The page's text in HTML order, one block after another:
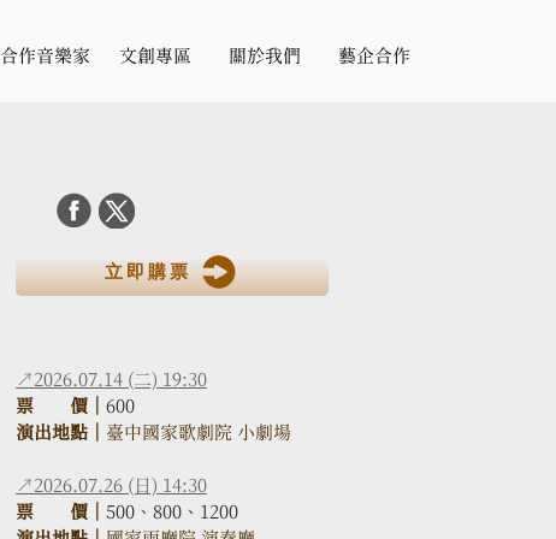
合作音樂家 文創專區 關於我們 藝企合作
立即購票
↗2026.07.14 (二) 19:30
票　　價｜ 600
演出地點｜ 臺中國家歌劇院 小劇場
↗2026.07.26 (日) 14:30
票　　價｜ 500、800、1200